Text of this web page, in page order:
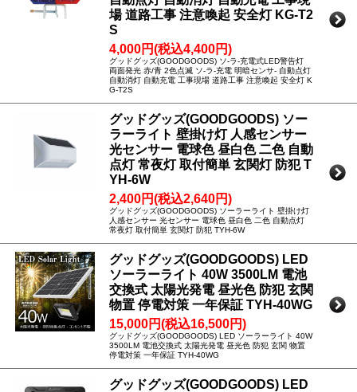
場 道路工事 注意喚起 安全灯 KG-T2
S
4,000円(税込4,400円)
グッドグッズ(GOODGOODS) ソ-ラ-充電式LED警告灯
両面発光 赤/青 2色点滅 ソ-ラ-充電 明暗センサ- 自動点灯
自動消灯 自動充電 工事現場 道路工事 注意喚起 安全灯 K
G-T2S
グッドグッズ(GOODGOODS) ソー
ラーライト 壁掛け灯 人感センサー
光センサー 電球色 昼白色 二色 自動
点灯 常夜灯 取付簡単 玄関灯 防犯 T
YH-6W
2,400円(税込2,640円)
グッドグッズ(GOODGOODS) ソーラーライト 壁掛け灯
人感センサー 光センサー 電球色 昼白色 二色 自動点灯
常夜灯 取付簡単 玄関灯 防犯 TYH-6W
グッドグッズ(GOODGOODS) LED
ソーラーライト 40W 3500LM 電池
交換式 太陽光発電 昼光色 防犯 玄関
物置 停電対策 一年保証 TYH-40WG
15,000円(税込16,500円)
グッドグッズ(GOODGOODS) LED ソーラーライト 40W
3500LM 電池交換式 太陽光発電 昼光色 防犯 玄関 物置
停電対策 一年保証 TYH-40WG
グッドグッズ(GOODGOODS) LED